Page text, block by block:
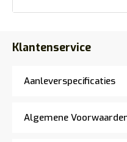
Klantenservice
Aanleverspecificaties
Algemene